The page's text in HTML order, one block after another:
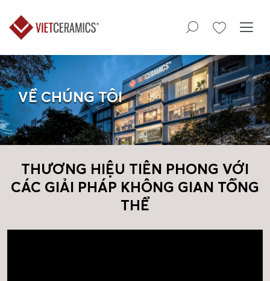
VỀ CHÚNG TÔI
THƯƠNG HIỆU TIÊN PHONG VỚI
CÁC GIẢI PHÁP KHÔNG GIAN TỔNG
THỂ